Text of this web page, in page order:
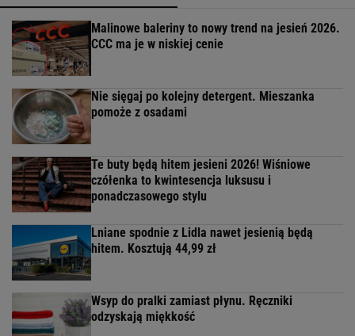
Malinowe baleriny to nowy trend na jesień 2026.
CCC ma je w niskiej cenie
Nie sięgaj po kolejny detergent. Mieszanka
pomoże z osadami
Te buty będą hitem jesieni 2026! Wiśniowe
czółenka to kwintesencja luksusu i
ponadczasowego stylu
Lniane spodnie z Lidla nawet jesienią będą
hitem. Kosztują 44,99 zł
Wsyp do pralki zamiast płynu. Ręczniki
odzyskają miękkość